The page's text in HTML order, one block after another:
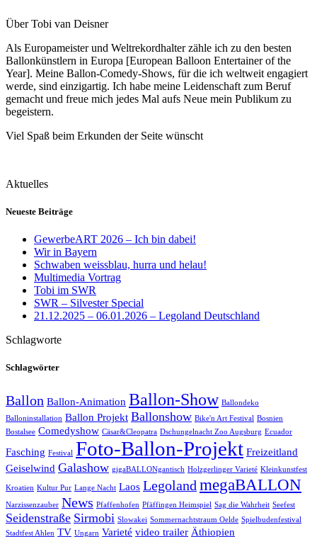
Über Tobi van Deisner
Als Europameister und Weltrekordhalter zähle ich zu den besten
Ballonkünstlern in Europa [European Balloon Entertainer of the
Year]. Meine Ballon-Comedy-Shows, für die ich weltweit engagiert
werde, sind einzigartig. Ich habe meine Leidenschaft zum Beruf
gemacht und freue mich jedes Mal aufs Neue mein Publikum zu
begeistern.
Viel Spaß beim Erkunden der Seite wünscht
Aktuelles
Neueste Beiträge
GewerbeART 2026 – Ich bin dabei!
Wir in Bayern
Schwaben weissblau, hurra und helau!
Multimedia Vortrag
Tobi im SWR
SWR – Silvester Special
21.12.2025 – 06.01.2026 – Legoland Deutschland
Schlagworte
Schlagwörter
Ballon Ballon-Animation Ballon-Show Ballondeko
Balloninstallation Ballon Projekt Ballonshow Bike'n Art Festival Bosnien
Bostalsee Comedyshow Cäsar&Cleopatra Dschungelnacht Zoo Augsburg Ecuador
Fasching Festival Foto-Ballon-Projekt Freizeitland
Geiselwind Galashow gigaBALLONgantisch Holzgerlinger Varieté Kleinkunstfest
Kroatien Kultur Pur Lange Nacht Laos Legoland megaBALLON
Narzissenzauber News Pfaffenhofen Pfäffingen Heimspiel Sag die Wahrheit Seefest
Seidenstraße Sirmobi Slowakei Sommernachtstraum Oelde Spielbudenfestival
Stadtfest Ahlen TV Ungarn Varieté video trailer Äthiopien